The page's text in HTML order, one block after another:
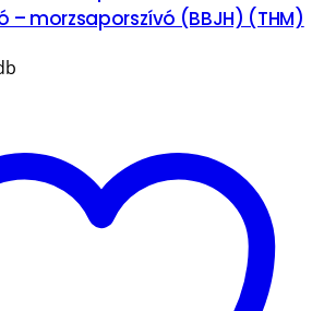
– morzsaporszívó (BBJH) (THM)